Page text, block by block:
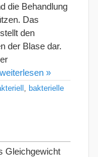
die Behandlung
Das
den
der Blase dar.
weiterlesen »
bakterielle
Gleichgewicht